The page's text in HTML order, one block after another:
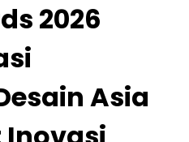
2026
Asia